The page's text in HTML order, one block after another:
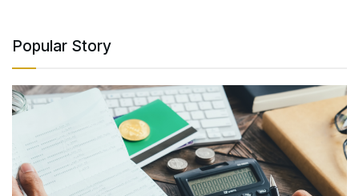
Popular Story